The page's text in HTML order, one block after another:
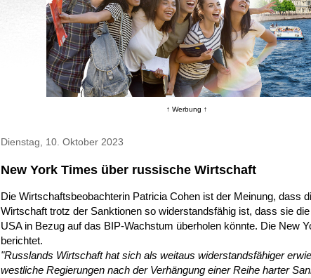
↑ Werbung ↑
Dienstag, 10. Oktober 2023
New York Times über russische Wirtschaft
Die Wirtschaftsbeobachterin Patricia Cohen ist der Meinung, dass
Wirtschaft trotz der Sanktionen so widerstandsfähig ist, dass sie
USA in Bezug auf das BIP-Wachstum überholen könnte. Die New
berichtet.
"Russlands Wirtschaft hat sich als weitaus widerstandsfähiger
westliche Regierungen nach der Verhängung einer Reihe harter